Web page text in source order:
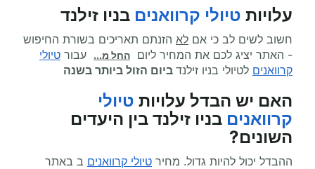
עלויות טיולי קרוואנים בניו זילנד
חשוב לשים לב כי אם לא הזנתם תאריכים בשורת החיפוש
- האתר יציג לכם את המחיר ליום החל מ... עבור טיולי
קרוואנים לטיולי בניו זילנד ביום הזול ביותר בשנה
האם יש הבדל עלויות טיולי
קרוואנים בניו זילנד בין היעדים
השונים?
ההבדל יכול להיות גדול. מחיר טיולי קרוואנים ב באתר